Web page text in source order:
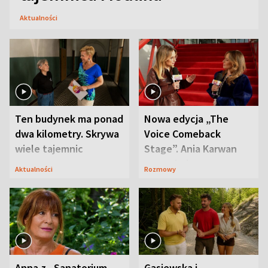
Aktualności
Ten budynek ma ponad
dwa kilometry. Skrywa
wiele tajemnic
Aktualności
Nowa edycja „The
Voice Comeback
Stage”. Ania Karwan
zapowiada
Rozmowy